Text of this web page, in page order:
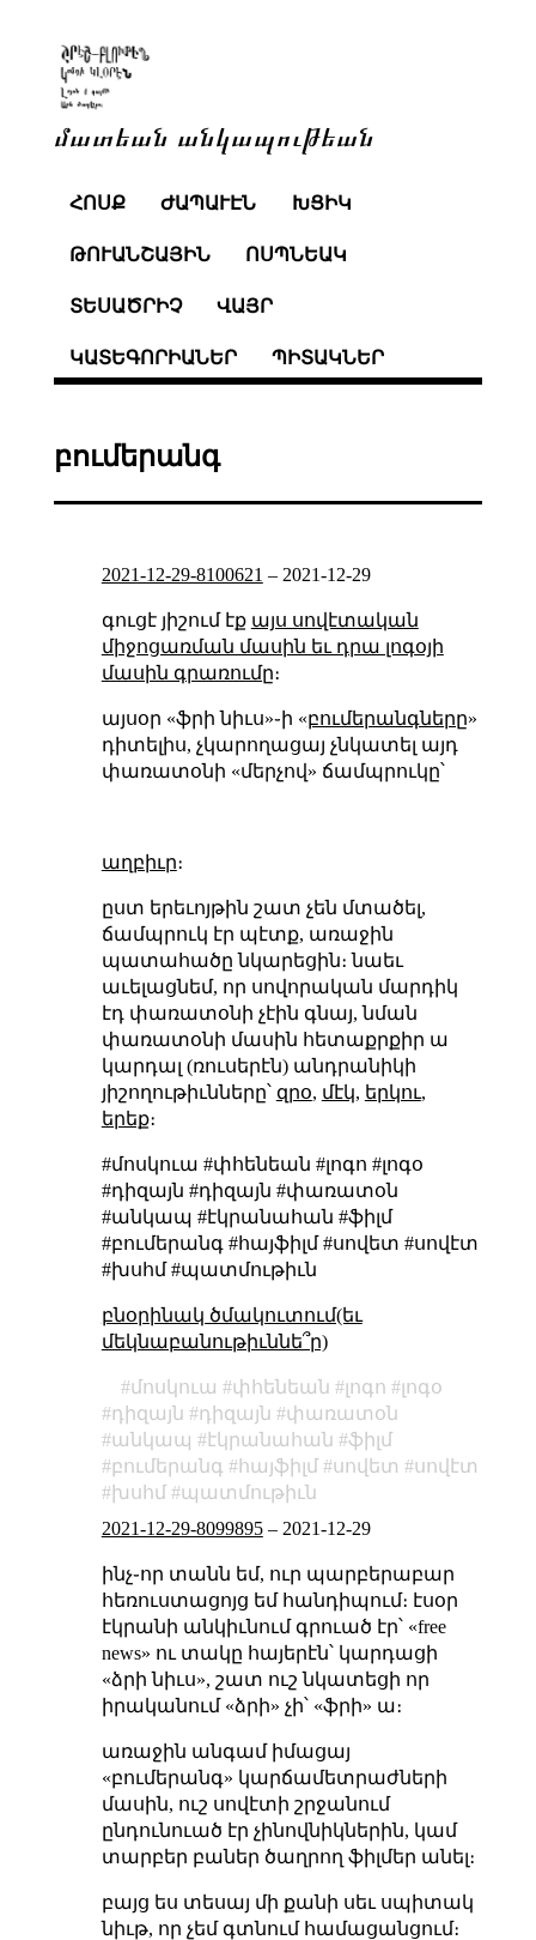
մատեան անկապութեան
ՀՈՍՔ ԺԱՊԱՒԷՆ ԽՑԻԿ
ԹՈՒԱՆՇԱՅԻՆ ՈՍՊՆԵԱԿ
ՏԵՍԱԾՐԻՉ ՎԱՅՐ
ԿԱՏԵԳՈՐԻԱՆԵՐ ՊԻՏԱԿՆԵՐ
բումերանգ
2021-12-29-8100621 – 2021-12-29
գուցէ յիշում էք այս սովէտական
միջոցառման մասին եւ դրա լոգօյի
մասին գրառումը։
այսօր «ֆրի նիւս»֊ի «բումերանգները»
դիտելիս, չկարողացայ չնկատել այդ
փառատօնի «մերչով» ճամպրուկը՝
աղբիւր։
ըստ երեւոյթին շատ չեն մտածել,
ճամպրուկ էր պէտք, առաջին
պատահածը նկարեցին։ նաեւ
աւելացնեմ, որ սովորական մարդիկ
էդ փառատօնի չէին գնայ, նման
փառատօնի մասին հետաքրքիր ա
կարդալ (ռուսերէն) անդրանիկի
յիշողութիւնները՝ զրօ, մէկ, երկու,
երեք։
#մոսկուա #փհենեան #լոգո #լոգօ
#դիզայն #դիզայն #փառատօն
#անկապ #էկրանահան #ֆիլմ
#բումերանգ #հայֆիլմ #սովետ #սովէտ
#խսհմ #պատմութիւն
բնօրինակ ծմակուտում(եւ
մեկնաբանութիւննե՞ր)
մոսկուա փհենեան լոգո
լոգօ
դիզայն
դիզայն
փառատօն
անկապ
էկրանահան
ֆիլմ
բումերանգ
հայֆիլմ սովետ
սովէտ
խսհմ
պատմութիւն
2021-12-29-8099895– 2021-12-29
ինչ֊որ տանն եմ, ուր պարբերաբար
հեռուստացոյց եմ հանդիպում։ էսօր
էկրանի անկիւնում գրուած էր՝ «free
news» ու տակը հայերէն՝ կարդացի
«ձրի նիւս», շատ ուշ նկատեցի որ
իրականում «ձրի» չի՝ «ֆրի» ա։
առաջին անգամ իմացայ
«բումերանգ» կարճամետրաժների
մասին, ուշ սովէտի շրջանում
ընդունուած էր չինովնիկներին, կամ
տարբեր բաներ ծաղրող ֆիլմեր անել։
բայց ես տեսայ մի քանի սեւ սպիտակ
նիւթ, որ չեմ գտնում համացանցում։